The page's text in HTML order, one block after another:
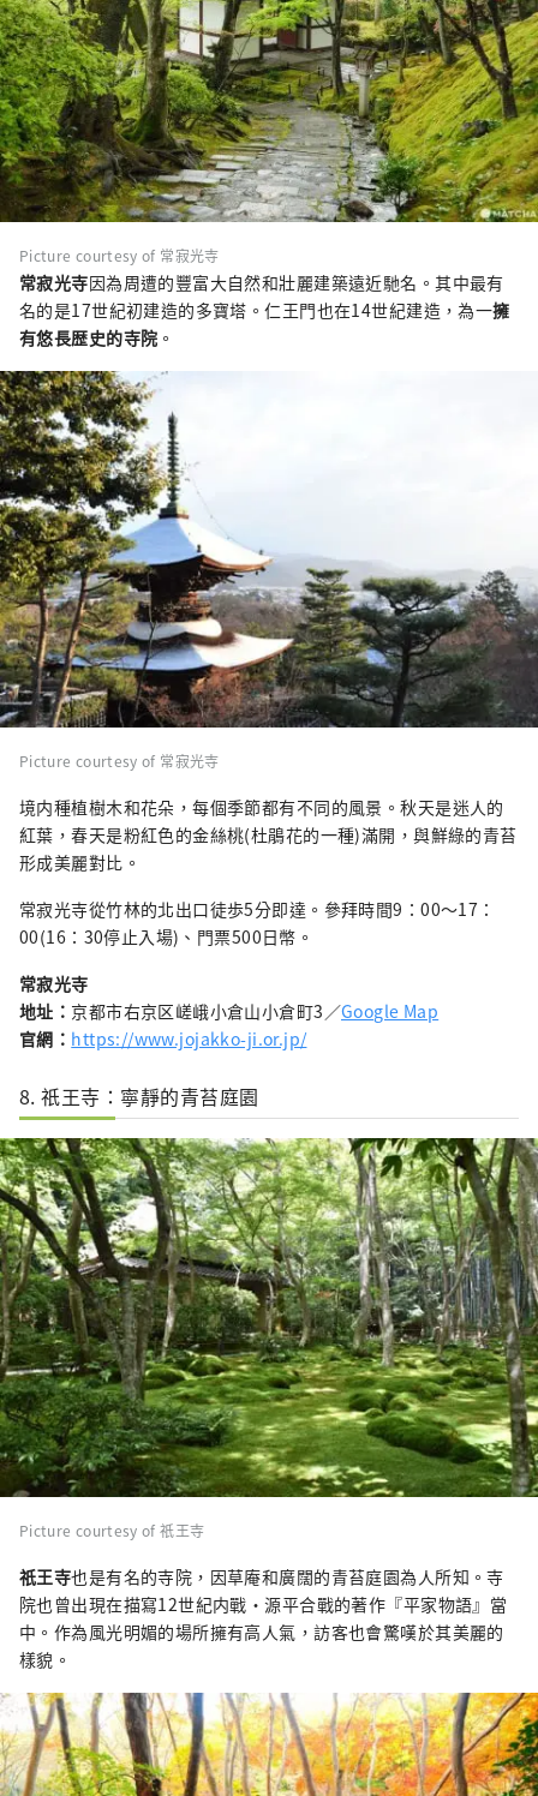
Picture courtesy of 常寂光寺
常寂光寺因為周遭的豐富大自然和壯麗建築遠近馳名。其中最有
名的是17世紀初建造的多寶塔。仁王門也在14世紀建造，為一擁
有悠長歴史的寺院 。
Picture courtesy of 常寂光寺
境内種植樹木和花朵，每個季節都有不同的風景。秋天是迷人的
紅葉，春天是粉紅色的金絲桃(杜鵑花的一種)滿開，與鮮綠的青苔
形成美麗對比。
常寂光寺從竹林的北出口徒歩5分即達。參拜時間9：00〜17：
00(16：30停止入場)、門票500日幣。
常寂光寺
地址： 京都市右京区嵯峨小倉山小倉町3／Google Map
官網： https://www.jojakko-ji.or.jp/
8. 祇王寺：寧靜的青苔庭園
Picture courtesy of 祇王寺
祇王寺也是有名的寺院，因草庵和廣闊的青苔庭園為人所知。寺
院也曾出現在描寫12世紀内戰・源平合戰的著作『平家物語』當
中。作為風光明媚的場所擁有高人氣，訪客也會驚嘆於其美麗的
樣貌。